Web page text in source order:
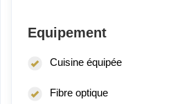
Equipement
Cuisine équipée
Fibre optique